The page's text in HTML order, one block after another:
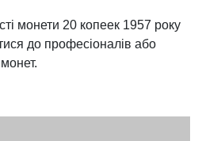
монети 20 копеек 1957 року
до професіоналів або